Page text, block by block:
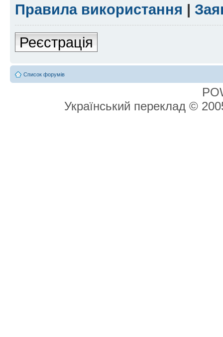
Правила використання |
Реєстрація
Список форумів
Український переклад ©